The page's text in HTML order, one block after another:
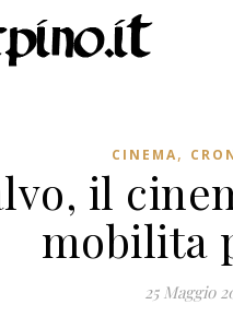
CINEMA,
il
mobilita
25 Maggio